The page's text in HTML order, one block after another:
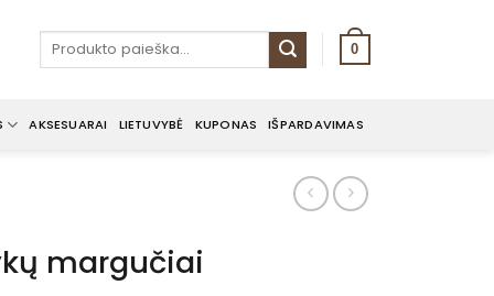
Ieškoti: 0
AKSESUARAI LIETUVYBĖ KUPONAS IŠPARDAVIMAS
margučiai